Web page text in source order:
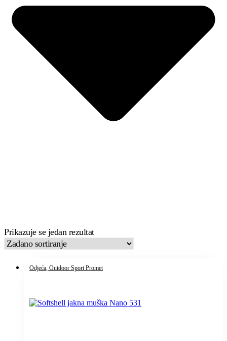
Prikazuje se jedan rezultat
Odjeća, Outdoor Sport Promet